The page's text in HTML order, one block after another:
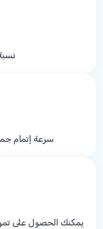
سرعة إتمام